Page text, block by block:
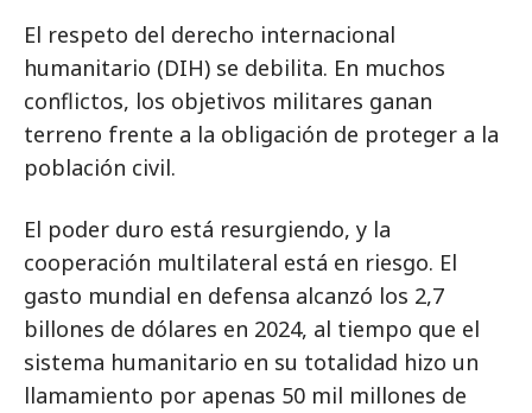
El respeto del derecho internacional
humanitario (DIH) se debilita. En muchos
conflictos, los objetivos militares ganan
terreno frente a la obligación de proteger a la
población civil.
El poder duro está resurgiendo, y la
cooperación multilateral está en riesgo. El
gasto mundial en defensa alcanzó los 2,7
billones de dólares en 2024, al tiempo que el
sistema humanitario en su totalidad hizo un
llamamiento por apenas 50 mil millones de